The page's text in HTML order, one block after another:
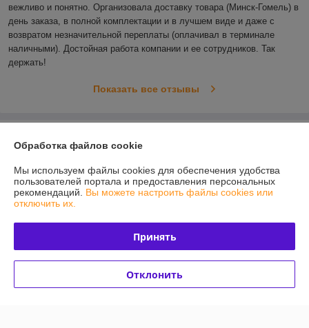
вежливо и понятно. Организовала доставку товара (Минск-Гомель) в
день заказа, в полной комплектации и в лучшем виде и даже с
возвратом незначительной переплаты (оплачивал в терминале
наличными). Достойная работа компании и ее сотрудников. Так
держать!
Показать все отзывы
Контакты
Доставка и оплата
Полная версия сайта
Обработка файлов cookie
Мы используем файлы cookies для обеспечения удобства
пользователей портала и предоставления персональных
рекомендаций. Вы можете настроить файлы cookies или
отключить их.
Принять
Отклонить